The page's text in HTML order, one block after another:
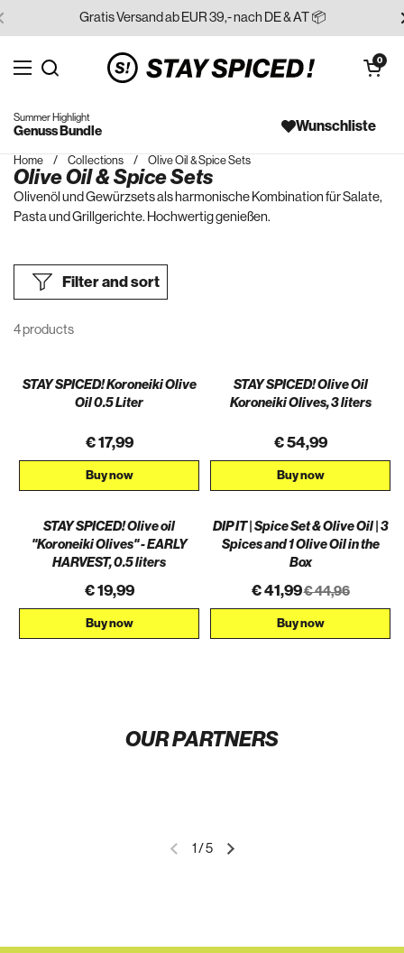
Skip to content
Gratis Versand ab EUR 39,- nach DE & AT 📦
Open menu
Search for...
Open cart
0
Wunschliste
Summer Highlight
Genuss Bundle
Home / Collections / Olive Oil & Spice Sets
Olive Oil & Spice Sets
Olivenöl und Gewürzsets als harmonische Kombination für Salate,
Pasta und Grillgerichte. Hochwertig genießen.
4 products
Filter and sort
STAY SPICED! Koroneiki Olive
Oil 0.5 Liter
€ 17,99
Buy now
STAY SPICED! Olive Oil
Koroneiki Olives, 3 liters
€ 54,99
Buy now
STAY SPICED! Olive oil
"Koroneiki Olives" - EARLY
HARVEST, 0.5 liters
€ 19,99
Buy now
AKTION
DIP IT | Spice Set & Olive Oil | 3
Spices and 1 Olive Oil in the
Box
€ 41,99€ 44,96
Buy now
OUR PARTNERS
1 /5